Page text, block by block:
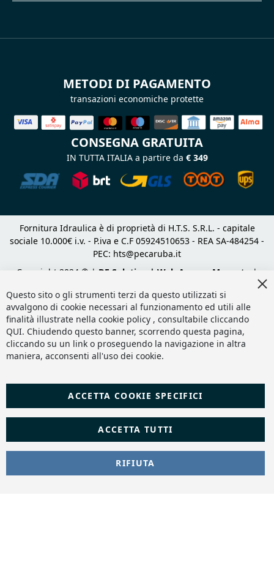
METODI DI PAGAMENTO
transazioni economiche protette
CONSEGNA GRATUITA
IN TUTTA ITALIA a partire da € 349
Fornitura Idraulica è di proprietà di H.T.S. S.R.L. - capitale
sociale 10.000€ i.v. - P.iva e C.F 05924510653 - REA SA-484254 -
PEC: hts@pecaruba.it
Copyright 2024 © | DF Solution | Web Agency Magento
|
Questo sito o gli strumenti terzi da questo utilizzati si
avvalgono di cookie necessari al funzionamento ed utili alle
finalità illustrate nella cookie policy , consultabile cliccando
QUI. Chiudendo questo banner, scorrendo questa pagina,
cliccando su un link o proseguendo la navigazione in altra
maniera, acconsenti all'uso dei cookie.
ACCETTA TUTTI
ACCETTA COOKIE SPECIFICI
RIFIUTA